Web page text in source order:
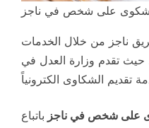
شكوى على شخص في ناجز
ناجز من خلال الخدمات
حيث تقدم وزارة العدل في
على شخص في ناجز باتباع